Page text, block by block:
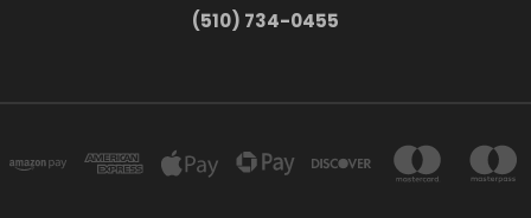
(510) 734-0455